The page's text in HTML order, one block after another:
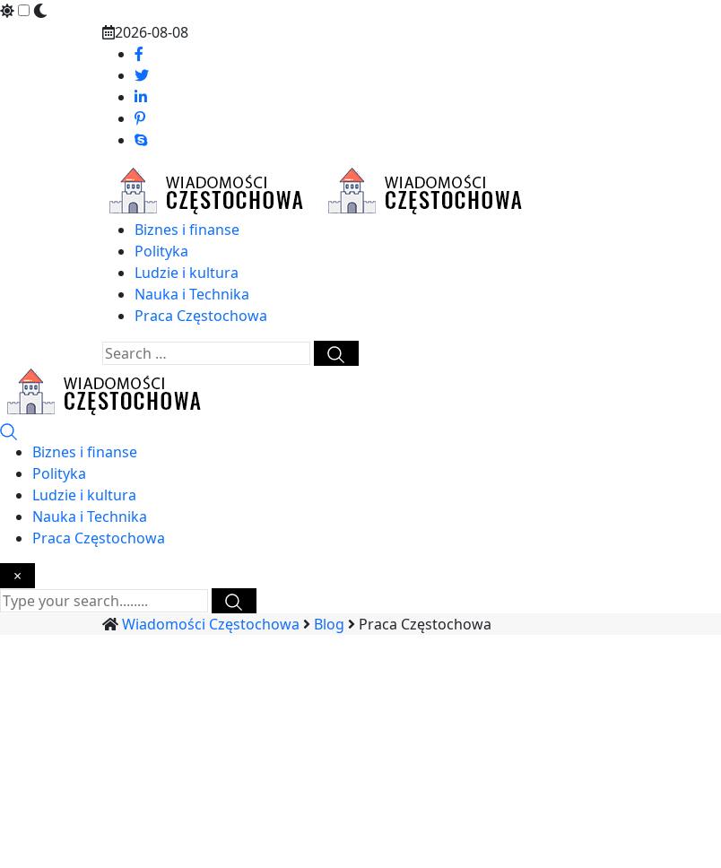
2026-08-08
Biznes i finanse
Polityka
Ludzie i kultura
Nauka i Technika
Praca Częstochowa
Biznes i finanse
Polityka
Ludzie i kultura
Nauka i Technika
Praca Częstochowa
×
Wiadomości Częstochowa Blog Praca Częstochowa